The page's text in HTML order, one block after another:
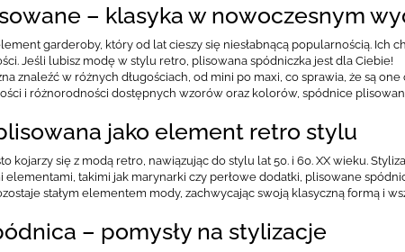
– klasyka w nowoczesnym
garderoby, który od lat cieszy się niesłabnącą popularnością. Ich
Jeśli lubisz modę w stylu retro, plisowana spódniczka jest dla Ciebie!
znaleźć w różnych długościach, od mini po maxi, co sprawia, że są
i różnorodności dostępnych wzorów oraz kolorów, spódnice
jako element retro stylu
kojarzy się z modą retro, nawiązując do stylu lat 50. i 60. XX wieku.
elementami, takimi jak marynarki czy perłowe dodatki, plisowane
stałym elementem mody, zachwycając swoją klasyczną formą i
– pomysły na stylizacje